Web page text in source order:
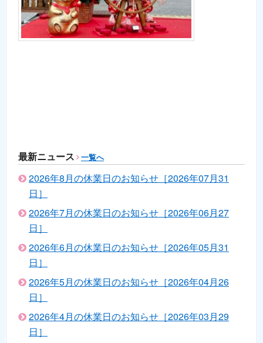
最新ニュース 一覧へ
2026年8月の休業日のお知らせ［2026年07月31
日］
2026年7月の休業日のお知らせ［2026年06月27
日］
2026年6月の休業日のお知らせ［2026年05月31
日］
2026年5月の休業日のお知らせ［2026年04月26
日］
2026年4月の休業日のお知らせ［2026年03月29
日］